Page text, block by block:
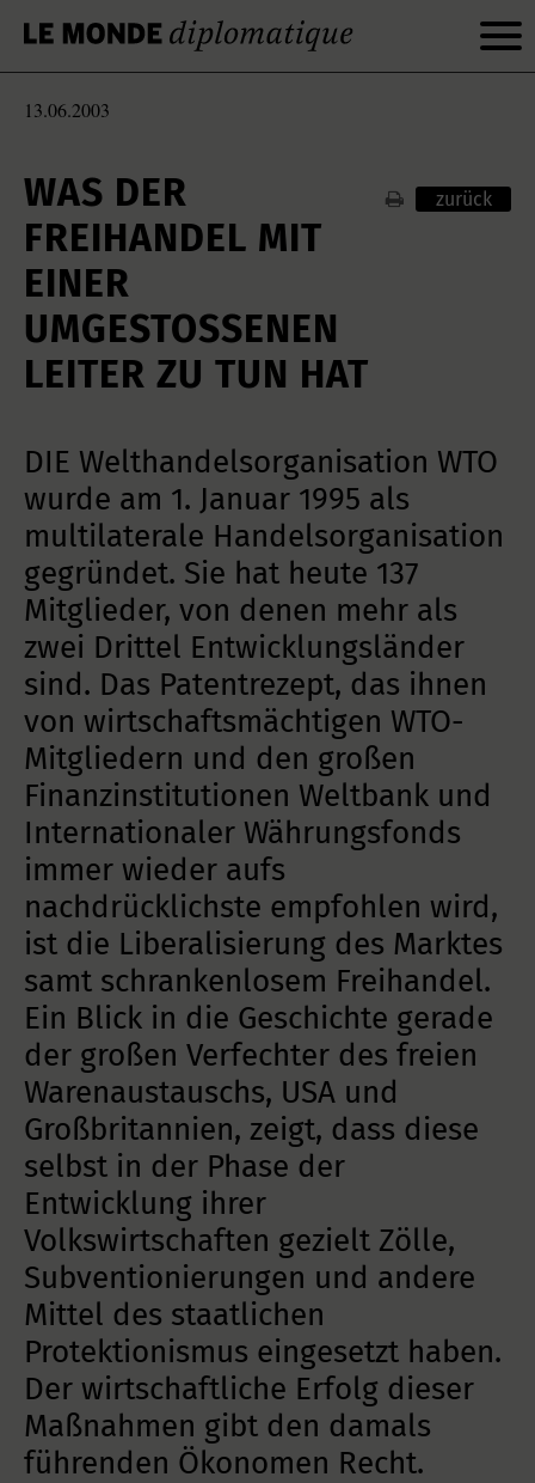
13.06.2003
WAS DER
FREIHANDEL MIT
EINER
UMGESTOSSENEN L
EITER ZU TUN HAT
zurück
DIE Welthandelsorganisation WTO
wurde am 1. Januar 1995 als
multilaterale Handelsorganisation
gegründet. Sie hat heute 137
Mitglieder, von denen mehr als
zwei Drittel Entwicklungsländer
sind. Das Patentrezept, das ihnen
von wirtschaftsmächtigen WTO-
Mitgliedern und den großen
Finanzinstitutionen Weltbank und
Internationaler Währungsfonds
immer wieder aufs
nachdrücklichste empfohlen wird,
ist die Liberalisierung des Marktes
samt schrankenlosem Freihandel.
Ein Blick in die Geschichte gerade
der großen Verfechter des freien
Warenaustauschs, USA und
Großbritannien, zeigt, dass diese
selbst in der Phase der
Entwicklung ihrer
Volkswirtschaften gezielt Zölle,
Subventionierungen und andere
Mittel des staatlichen
Protektionismus eingesetzt haben.
Der wirtschaftliche Erfolg dieser
Maßnahmen gibt den damals
führenden Ökonomen Recht.